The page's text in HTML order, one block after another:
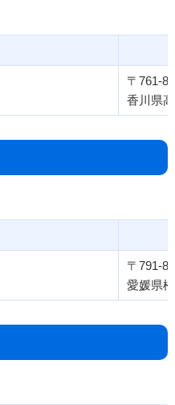
〒761-
香川県
〒791-
愛媛県